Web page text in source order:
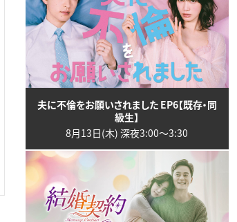
夫に不倫をお願いされました EP6【既存・同
級生】
8月13日(木) 深夜3:00〜3:30